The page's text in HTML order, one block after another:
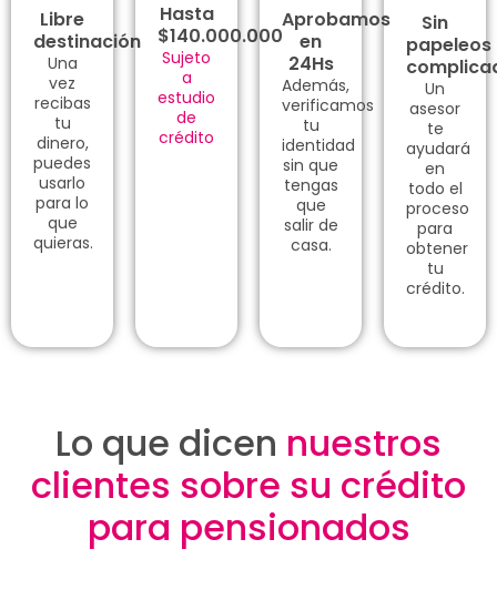
Libre
destinación
Una
vez
recibas
tu
dinero,
puedes
usarlo
para lo
que
quieras.
Hasta
$140.000.000
Sujeto
a
estudio
de
crédito
Aprobamos
en
24Hs
Además,
verificamos
tu
identidad
sin que
tengas
que
salir de
casa.
Sin
papeleos
Un
asesor
te
ayudará
en
todo el
proceso
para
obtener
tu
crédito.
Lo que dicen nuestros
clientes sobre su crédito
para pensionados